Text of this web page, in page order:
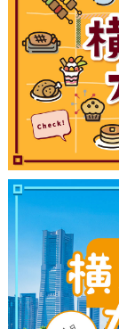
ランキング
ブログ記事
サイトについて